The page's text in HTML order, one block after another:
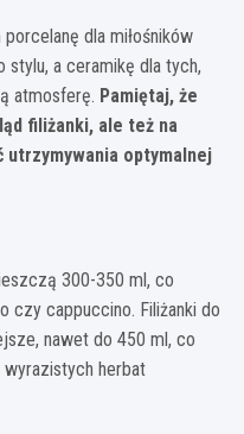
dla miłośników
stylu, a ceramikę dla tych,
atmosferę. Pamiętaj, że
filiżanki, ale też na
utrzymywania optymalnej
300-350 ml, co
czy cappuccino. Filiżanki do
nawet do 450 ml, co
wyrazistych herbat